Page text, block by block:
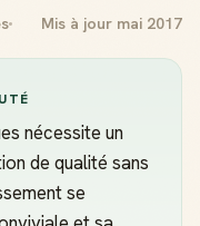
Mis à jour mai 2017
nécessite un
de qualité sans
se